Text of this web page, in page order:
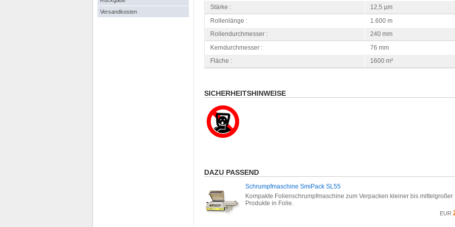
Versandkosten
Stärke :
12,5 µm
Rollenlänge :
1.600 m
Rollendurchmesser :
240 mm
Kerndurchmesser :
76 mm
Fläche :
1600 m²
SICHERHEITSHINWEISE
DAZU PASSEND
Schrumpfmaschine SmiPack SL55
Kompakte Folienschrumpfmaschine zum Verpacken kleiner bis mittelgroßer
Produkte in Folie.
EUR